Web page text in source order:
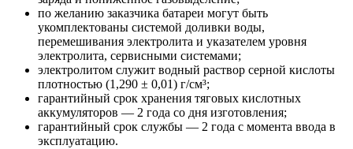
по желанию заказчика батареи могут быть
укомплектованы системой доливки воды,
перемешивания электролита и указателем уровня
электролита, сервисными системами;
электролитом служит водный раствор серной кислоты
плотностью (1,290 ± 0,01) г/см³;
гарантийный срок хранения тяговых кислотных
аккумуляторов — 2 года со дня изготовления;
гарантийный срок службы — 2 года с момента ввода в
эксплуатацию.